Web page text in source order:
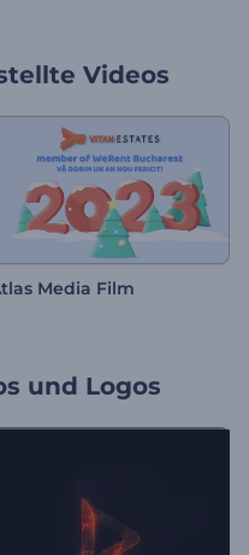
Videos
Media Film
und Logos